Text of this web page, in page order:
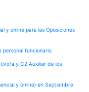
y online para las Oposiciones
personal funcionario.
a y C2 Auxiliar de los
y online) en Septiembre.